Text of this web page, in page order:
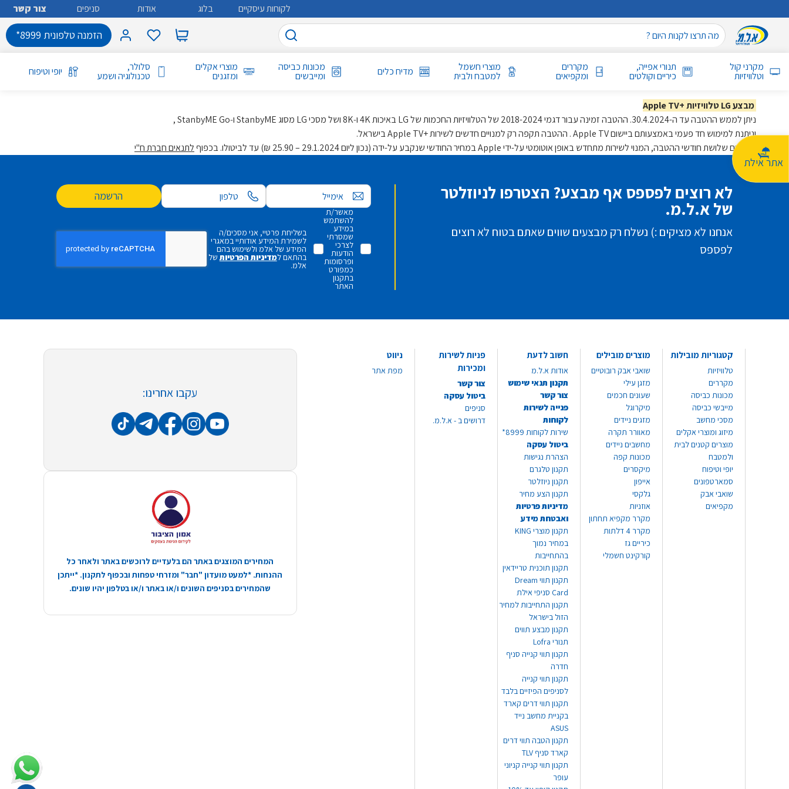
אתר אילת
לקוחות עיסקיים בלוג אודות סניפים צור קשר
הזמנה טלפונית 8999*
מקרני קול
וטלוויזיות
תנורי אפייה,
כיריים וקולטים
מקררים
ומקפיאים
מוצרי חשמל
למטבח ולבית מדיח כלים מכונות כביסה
ומייבשים
מוצרי אקלים
ומזגנים
סלולר,
טכנולוגיה ושמע יופי וטיפוח
מבצע LG טלוויזיות +Apple TV
ניתן לממש ההטבה עד ה-30.4.2024. ההטבה זמינה עבור דגמי 2018-2024 של הטלוויזיות החכמות של LG באיכות 4K ו‑8K ושל מסכי LG מסוג StanbyME ו‑StanbyME Go ,
וניתנת למימוש חד פעמי באמצעותם ביישום Apple TV . ההטבה תקפה רק למנויים חדשים לשירות +Apple TV בישראל.
עם סיום שלושת חודשי ההטבה, המנוי לשירות מתחדש באופן אוטומטי על-ידי Apple במחיר החודשי שנקבע על-ידה (נכון ליום 29.1.2024 – 25.90 ₪) עד לביטולו. בכפוף
לתנאים חברת ח"י
לא רוצים לפספס אף מבצע? הצטרפו לניוזלטר
של א.ל.מ.
אנחנו לא מציקים :) נשלח רק מבצעים שווים שאתם בטוח לא רוצים
לפספס
אימייל הרשמה
מאשר/ת
להשתמש
במידע
שמסרתי
לצרכי
הודעות
ופרסומות
כמפורט
בתקנון
האתר
בשליחת פרטיי, אני מסכים/ה
לשמירת המידע אודותיי במאגרי
המידע של אלמ ולשימוש בהם
בהתאם למדיניות הפרטיות של
אלמ.
קטגוריות מובילות
טלוויזיות
מקררים
מכונות כביסה
מייבשי כביסה
מסכי מחשב
מיזוג ומוצרי אקלים
מוצרים קטנים לבית
ולמטבח
יופי וטיפוח
סמארטפונים
שואבי אבק
מקפיאים
מוצרים מובילים
שואבי אבק רובוטיים
מזגן עילי
שעונים חכמים
מיקרוגל
מזגים ניידים
מאוורר תקרה
מחשבים ניידים
מכונות קפה
מיקסרים
אייפון
גלקסי
אוזניות
מקרר מקפיא תחתון
מקרר 4 דלתות
כיריים גז
קורקינט חשמלי
חשוב לדעת
אודות א.ל.מ
תקנון תנאי שימוש
צור קשר
פנייה לשירות
לקוחות
שירות לקוחות 8999*
ביטול עסקה
הצהרת נגישות
תקנון טלגרם
תקנון ניוזלטר
תקנון הצע מחיר
מדיניות פרטיות
ואבטחת מידע
תקנון מוצרי KING
במחיר נמוך
בהתחייבות
תקנון תוכנית טריידאין
תקנון תווי Dream
Card סניפי אילת
תקנון התחייבות למחיר
הזול בישראל
תקנון מבצע תווים
תנורי Lofra
תקנון תווי קנייה סניף
חדרה
תקנון תווי קנייה
לסניפים הפיזיים בלבד
תקנון תווי דרים קארד
בקניית מחשב נייד
ASUS
תקנון הטבה תווי דרים
קארד סניף TLV
תקנון תווי קנייה קניוני
עופר
פניות לשירות
ומכירות
צור קשר
ביטול עסקה
סניפים
דרושים ב - א.ל.מ.
ניווט
מפת אתר
עקבו אחרינו:
המחירים המוצגים באתר הם בלעדיים לרוכשים באתר ולאחר כל
ההנחות. *למעט מועדון "חבר" ומזרחי טפחות ובכפוף לתקנון. *ייתכן
שהמחירים בסניפים השונים ו/או באתר ו/או בטלפון יהיו שונים.